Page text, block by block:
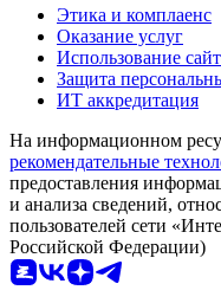
Этика и комплаенс
Оказание услуг
Использование
Защита
ИТ аккредитация
На информационном
рекомендательные
предоставления
и анализа сведений,
пользователей сети
Российской Федерации)